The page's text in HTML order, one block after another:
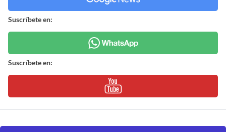
Suscríbete en:
Suscríbete en: